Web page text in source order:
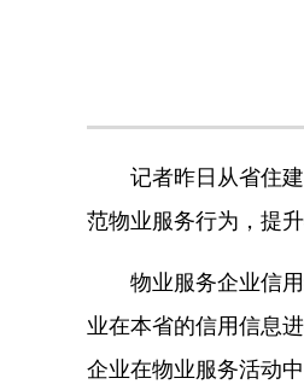
记者昨日从省住建
范物业服务行为，提
物业服务企业信用
业在本省的信用信息
企业在物业服务活动